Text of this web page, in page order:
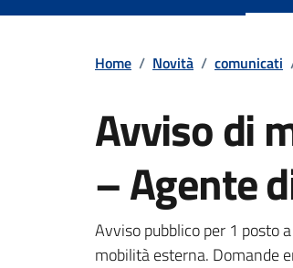
Home / Novità / comunicati
Avviso di
– Agente
Dettagli
Avviso pubblico per 1 posto
mobilità esterna. Domande